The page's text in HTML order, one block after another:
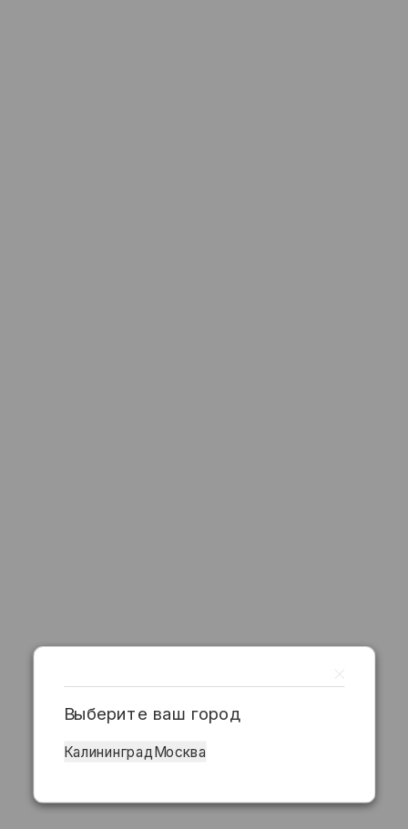
Выберите ваш город
КалининградМосква